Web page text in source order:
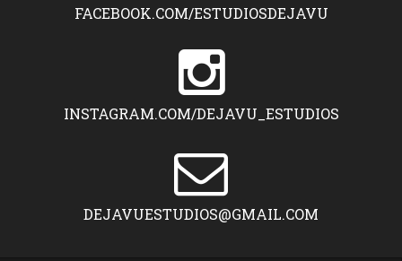
FACEBOOK.COM/ESTUDIOSDEJAVU
INSTAGRAM.COM/DEJAVU_ESTUDIOS
DEJAVUESTUDIOS@GMAIL.COM